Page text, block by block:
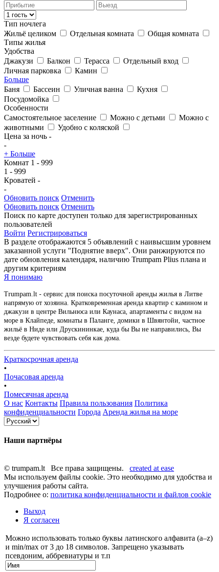
Тип ночлега
Жильё целиком
Отдельная комната
Общая комната
Типы жилья
Удобства
Джакузи
Балкон Терасса
Отдельный вход
Личная парковка
Камин
Больше
Баня
Бассеин Уличная ванна
Кухня
Посудомойка
Особенности
Самостоятельное заселение
Можно с детьми
Можно с
животными
Удобно с коляской
Цена за ночь -
-
+ Больше
Комнат 1 - 999
1 - 999
Кроватей -
-
Обновить поиск Отменить
Обновить поиск Отменить
Поиск по карте доступен только для зарегистрированных
пользователей
Войти Регистрироваться
В разделе отображаются 5 объявлений с наивысшим уровнем
заказанной услуги "Поднятие вверх". Они ранжируются по
дате обновления календаря, наличию Trumpam Plius плана и
другим критериям
Я понимаю
Trumpam.lt - сервис для поиска посуточной аренды жилья в Литве
напрямую от хозяина. Кратковременная аренда квартир с камином и
джакузи в центре Вильнюса или Каунаса, апартаменты с видом на
море в Клайпеде, комнаты в Паланге, домики в Швянтойи, частное
жильё в Ниде или Друскининкае, куда бы Вы не направились, Вы
везде будете чувствовать себя как дома.
Краткосрочная аренда
•
Почасовая аренда
•
Помесячная аренда
О нас Контакты Правила пользования Политика
конфиденциальности Города Аренда жилья на море
Наши партнёры
© trumpam.lt Все права защищены. created at ease
Мы используем файлы cookie. Это необходимо для удобства и
улучшения работы сайта.
Подробнее о: политика конфиденциальности и файлов cookie
Выход
Я согласен
Можно использовать только буквы латинского алфавита (a–z)
и min/max от 3 до 18 символов. Запрещено указывать
псевдоним, аббревиатуры и т.п